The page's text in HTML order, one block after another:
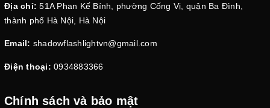
Địa chỉ: 51A Phan Kế Bính, phường Cống Vị, quận Ba Đình,
thành phố Hà Nội, Hà Nội
Email: shadowflashlightvn@gmail.com
Điện thoại: 0934883366
Chính sách và bảo mật